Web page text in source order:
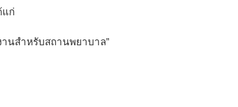
แก่
านสำหรับสถานพยาบาล”